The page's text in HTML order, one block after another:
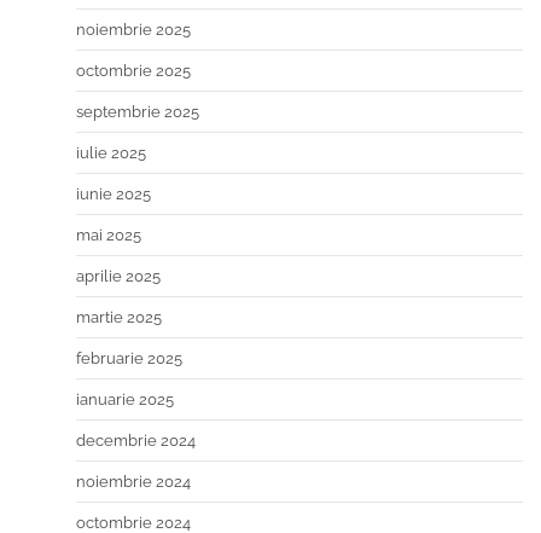
noiembrie 2025
octombrie 2025
septembrie 2025
iulie 2025
iunie 2025
mai 2025
aprilie 2025
martie 2025
februarie 2025
ianuarie 2025
decembrie 2024
noiembrie 2024
octombrie 2024